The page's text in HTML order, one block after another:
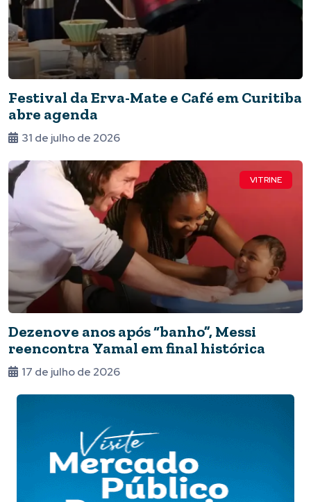
Festival da Erva-Mate e Café em Curitiba
abre agenda
31 de julho de 2026
VITRINE
Dezenove anos após “banho”, Messi
reencontra Yamal em final histórica
17 de julho de 2026